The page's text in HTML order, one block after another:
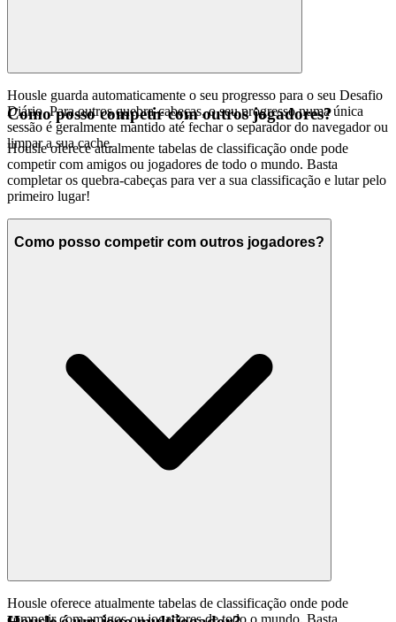
Housle guarda automaticamente o seu progresso para o seu Desafio
Diário. Para outros quebra-cabeças, o seu progresso numa única
sessão é geralmente mantido até fechar o separador do navegador ou
limpar a sua cache.
Como posso competir com outros jogadores?
Housle oferece atualmente tabelas de classificação onde pode
competir com amigos ou jogadores de todo o mundo. Basta
completar os quebra-cabeças para ver a sua classificação e lutar pelo
primeiro lugar!
Como posso competir com outros jogadores?
Housle oferece atualmente tabelas de classificação onde pode
competir com amigos ou jogadores de todo o mundo. Basta